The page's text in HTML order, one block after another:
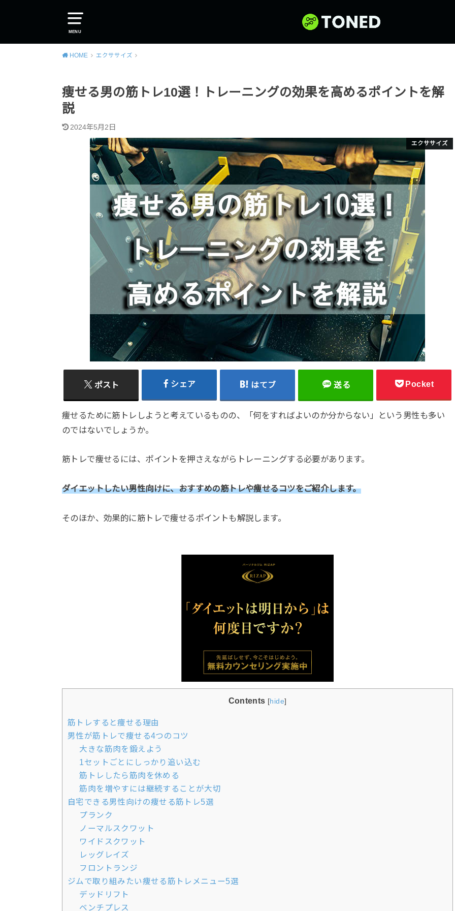
MENU
HOME エクササイズ
痩せる男の筋トレ10選！トレーニングの効果を高めるポイントを解
説
2024年5月2日
エクササイズ
ポスト シェア はてブ 送る Pocket
痩せるために筋トレしようと考えているものの、「何をすればよいのか分からない」という男性も多い
のではないでしょうか。
筋トレで痩せるには、ポイントを押さえながらトレーニングする必要があります。
ダイエットしたい男性向けに、おすすめの筋トレや痩せるコツをご紹介します。
そのほか、効果的に筋トレで痩せるポイントも解説します。
Contents [hide]
筋トレすると痩せる理由
男性が筋トレで痩せる4つのコツ
大きな筋肉を鍛えよう
1セットごとにしっかり追い込む
筋トレしたら筋肉を休める
筋肉を増やすには継続することが大切
自宅できる男性向けの痩せる筋トレ5選
プランク
ノーマルスクワット
ワイドスクワット
レッグレイズ
フロントランジ
ジムで取り組みたい痩せる筋トレメニュー5選
デッドリフト
ベンチプレス